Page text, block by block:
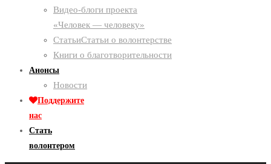
Видео-блоги проекта
«Человек — человеку»
СтатьиСтатьи о волонтерстве
Книги о благотворительности
Анонсы
Новости
Поддержите
нас
Стать
волонтером